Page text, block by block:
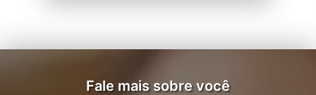
Fale mais sobre você